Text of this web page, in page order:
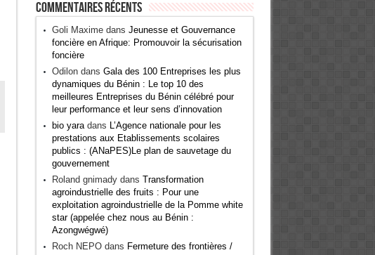
Commentaires récents
Goli Maximedans Jeunesse et Gouvernance
foncière en Afrique: Promouvoir la sécurisation
foncière
Odilondans Gala des 100 Entreprises les plus
dynamiques du Bénin : Le top 10 des
meilleures Entreprises du Bénin célébré pour
leur performance et leur sens d’innovation
bio yaradans L’Agence nationale pour les
prestations aux Etablissements scolaires
publics : (ANaPES)Le plan de sauvetage du
gouvernement
Roland gnimadydans Transformation
agroindustrielle des fruits : Pour une
exploitation agroindustrielle de la Pomme white
star (appelée chez nous au Bénin :
Azongwégwé)
Roch NEPOdans Fermeture des frontières /